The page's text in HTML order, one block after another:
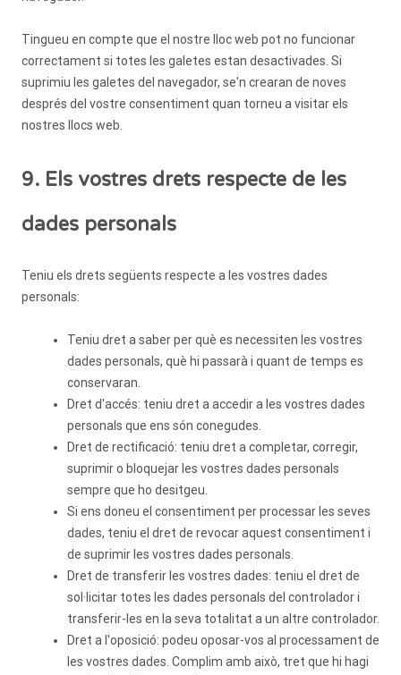
Tingueu en compte que el nostre lloc web pot no funcionar
correctament si totes les galetes estan desactivades. Si
suprimiu les galetes del navegador, se'n crearan de noves
després del vostre consentiment quan torneu a visitar els
nostres llocs web.
9. Els vostres drets respecte de les
dades personals
Teniu els drets següents respecte a les vostres dades
personals:
Teniu dret a saber per què es necessiten les vostres
dades personals, què hi passarà i quant de temps es
conservaran.
Dret d'accés: teniu dret a accedir a les vostres dades
personals que ens són conegudes.
Dret de rectificació: teniu dret a completar, corregir,
suprimir o bloquejar les vostres dades personals
sempre que ho desitgeu.
Si ens doneu el consentiment per processar les seves
dades, teniu el dret de revocar aquest consentiment i
de suprimir les vostres dades personals.
Dret de transferir les vostres dades: teniu el dret de
sol·licitar totes les dades personals del controlador i
transferir-les en la seva totalitat a un altre controlador.
Dret a l'oposició: podeu oposar-vos al processament de
les vostres dades. Complim amb això, tret que hi hagi